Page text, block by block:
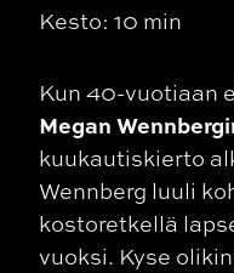
Kesto: 10 min
Kun 40-vuotiaan
Megan
kuukautiskierto
Wennberg luuli
kostoretkellä
vuoksi. Kyse